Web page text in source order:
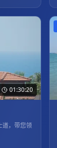
01:30:20
道，带您领